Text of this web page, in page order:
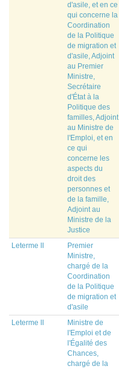
d'asile, et en ce
qui concerne la
Coordination
de la Politique
de migration et
d'asile, Adjoint
au Premier
Ministre,
Secrétaire
d'État à la
Politique des
familles, Adjoint
au Ministre de
l'Emploi, et en
ce qui
concerne les
aspects du
droit des
personnes et
de la famille,
Adjoint au
Ministre de la
Justice
Leterme II
Premier
Ministre,
chargé de la
Coordination
de la Politique
de migration et
d'asile
Leterme II
Ministre de
l'Emploi et de
l'Égalité des
Chances,
chargé de la